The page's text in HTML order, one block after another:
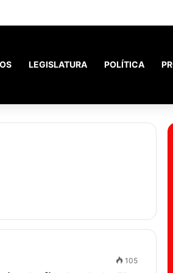
LEGISLATURA POLÍTICA
105